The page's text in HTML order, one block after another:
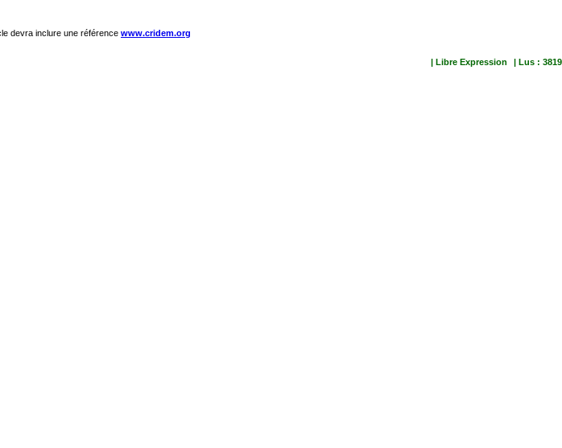
devra inclure une référence www.cridem.org
| Libre Expression
| Lus : 3819